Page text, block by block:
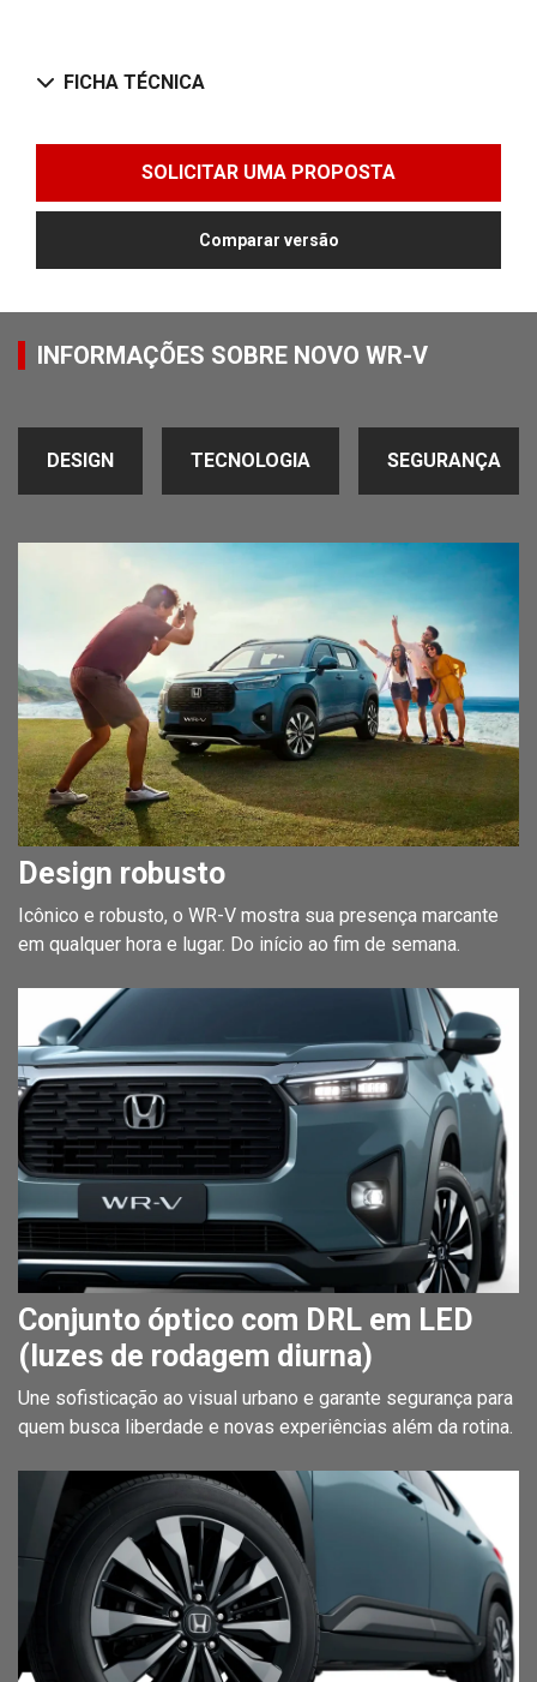
FICHA TÉCNICA
SOLICITAR UMA PROPOSTA
Comparar versão
INFORMAÇÕES SOBRE NOVO WR-V
DESIGN TECNOLOGIA SEGURANÇA
Design robusto
Icônico e robusto, o WR-V mostra sua presença marcante
em qualquer hora e lugar. Do início ao fim de semana.
Conjunto óptico com DRL em LED
(luzes de rodagem diurna)
Une sofisticação ao visual urbano e garante segurança para
quem busca liberdade e novas experiências além da rotina.